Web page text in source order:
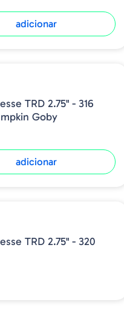
adicionar
TRD 2.75" - 316
Goby
adicionar
TRD 2.75" - 320